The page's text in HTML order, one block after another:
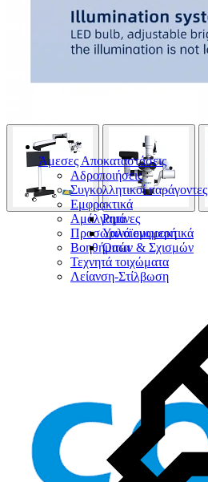
Άμεσες Αποκαταστάσεις
Αδροποιήσεις
Συγκολλητικοί παράγοντες
Εμφρακτικά
Ρητίνες
Υαλοϊονομερή
Οπών & Σχισμών
Αμάλγαμα
Προσωρινά εμφρακτικά
Βοηθήματα
Τεχνητά τοιχώματα
Λείανση-Στίλβωση